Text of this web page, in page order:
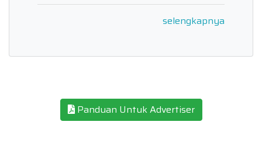
selengkapnya
Panduan Untuk Advertiser